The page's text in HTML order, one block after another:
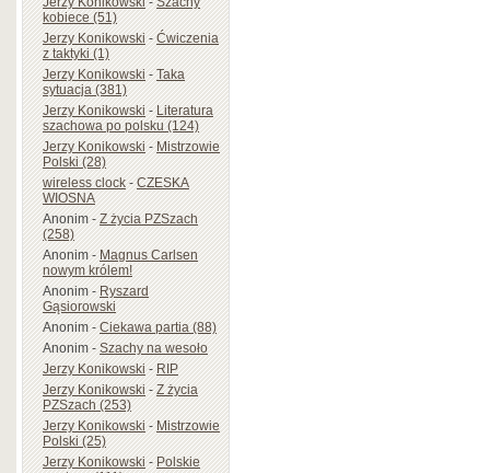
kobiece (51)
Jerzy Konikowski-Ćwiczenia
z taktyki (1)
Jerzy Konikowski-Taka
sytuacja (381)
Jerzy Konikowski-Literatura
szachowa po polsku (124)
Jerzy Konikowski-Mistrzowie
Polski (28)
wireless clock-CZESKA
WIOSNA
Anonim-Z życia PZSzach
(258)
Anonim-Magnus Carlsen
nowym królem!
Anonim-Ryszard
Gąsiorowski
Anonim-Ciekawa partia (88)
Anonim-Szachy na wesoło
Jerzy Konikowski-RIP
Jerzy Konikowski-Z życia
PZSzach (253)
Jerzy Konikowski-Mistrzowie
Polski (25)
Jerzy Konikowski-Polskie